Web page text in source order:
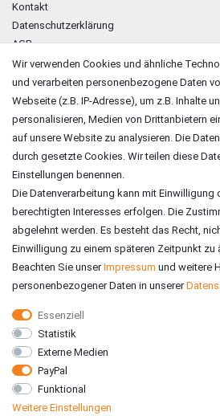
Kontakt
Datenschutzerklärung
AGB
Impressum
ZAHLUNGSARTEN
VERSAND
Wir verwenden Cookies und ähnliche
und verarbeiten personenbezogene Daten
Webseite (z.B. IP-Adresse), um z.B. Inhalte
personalisieren, Medien von Drittanbietern
auf unsere Website zu analysieren. Die
durch gesetzte Cookies. Wir teilen diese
Einstellungen benennen.
Die Datenverarbeitung kann mit Einwilligung
berechtigten Interesses erfolgen. Die
abgelehnt werden. Es besteht das Recht,
Einwilligung zu einem späteren Zeitpunkt zu
Beachten Sie unserImpressum und weitere
personenbezogener Daten in unserer
Essenziell
Statistik
Externe Medien
PayPal
Funktional
Weitere Einstellungen